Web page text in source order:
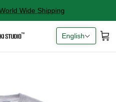
Wide Shipping
English